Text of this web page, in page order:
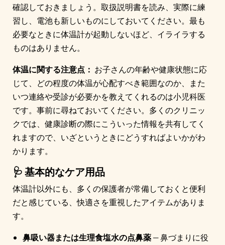
確認しておきましょう。取扱説明書を読み、実際に練
習し、電池も新しいものにしておいてください。最も
必要なときに体温計が起動しないほど、イライラする
ものはありません。
体温に関する注意点： お子さんの年齢や健康状態に応
じて、どの程度の体温が心配すべき範囲なのか、また
いつ連絡や受診が必要かを教えてくれるのは小児科医
です。事前に尋ねておいてください。多くのクリニッ
クでは、健康診断の際にこういった情報を共有してく
れますので、いざというときにどうすればよいかがわ
かります。
🩺 基本的なケア用品
体温計以外にも、多くの保護者が常備しておくと便利
だと感じている、快適さを重視したアイテムがありま
す。
鼻吸い器または生理食塩水の点鼻薬— 鼻づまりに役